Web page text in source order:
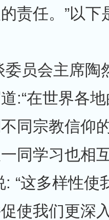
责任。”以下
委员会主席陶
:“在世界各
同宗教信仰
同学习也相
: “这多样性使
使我们更深